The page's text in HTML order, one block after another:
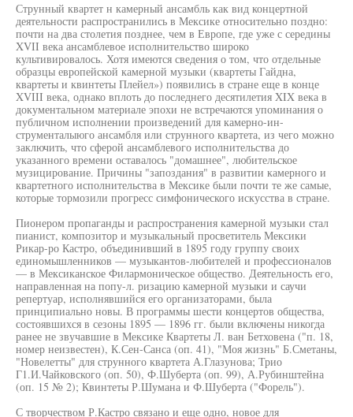
Струнный квартет н камерный ансамбль как вид концертной
деятельности распространились в Мексике относительно поздно:
почти на два столетия позднее, чем в Европе, где уже с середины
XVII века ансамблевое исполнительство широко
культивировалось. Хотя имеются сведения о том, что отдельные
образцы европейской камерной музыки (квартеты Гайдна,
квартеты и квинтеты Плейел») появились в стране еще в конце
XVIII века, однако вплоть до последнего десятилетия XIX века в
документальном материале эпохи не встречаются упоминания о
публичном исполнении произведений для камерно-ин-
струменталыюго ансамбля или струнного квартета, из чего можно
заключить, что сферой ансамблевого исполнительства до
указанного времени оставалось "домашнее", любительское
музицирование. Причины "запоздания" в развитии камерного и
квартетного исполнительства в Мексике были почти те же самые,
которые тормозили прогресс симфонического искусства в стране.
Пионером пропаганды и распространения камерной музыки стал
пианист, композитор и музыкальный просветитель Мексики
Рикар-ро Кастро, объединивший в 1895 году группу своих
единомышленников — музыкантов-любителей и профессионалов
— в Мексиканское Филармоническое общество. Деятельность его,
направленная на попу-л. ризацию камерной музыки и саучи
репертуар, исполнявшийся его организаторами, была
принципиально новы. В программы шести концертов общества,
состоявшихся в сезоны 1895 — 1896 гг. были включены никогда
ранее не звучавшие в Мексике Квартеты Л. ван Бетховена ("п. 18,
номер неизвестен), К.Сен-Санса (оп. 41), "Моя жизнь" Б.Сметаны,
"Новелетты" для струнного квартета А.Глазунова; Трио
Г1.И.Чайковского (оп. 50), Ф.Шуберта (оп. 99), А.Рубинштейна
(оп. 15 № 2); Квинтеты Р.Шумана и Ф.Шуберта ("Форель").
С творчеством Р.Кастро связано и еще одно, новое для